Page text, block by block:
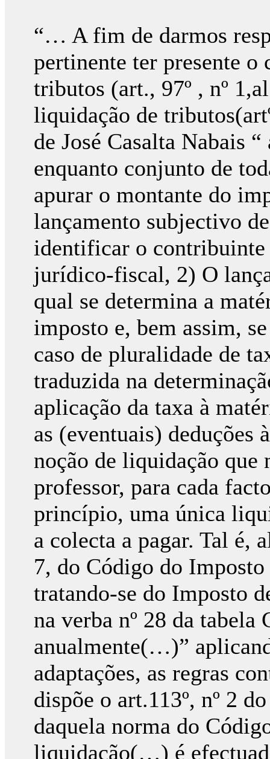
“… A fim de darmos
pertinente ter presente
tributos (art., 97º , nº
liquidação de
de José Casalta Nabais
enquanto conjunto de
apurar o montante do
lançamento subjectivo
identificar o contribuinte
jurídico-fiscal, 2) O
qual se determina a
imposto e, bem assim,
caso de pluralidade de
traduzida na
aplicação da taxa à
as (eventuais) deduções
noção de liquidação que
professor, para cada
princípio, uma única
a colecta a pagar. Tal é,
7, do Código do
tratando-se do Imposto
na verba nº 28 da
anualmente(…)”
adaptações, as regras
dispõe o art.113º, nº 2
daquela norma do
liquidação(…) é